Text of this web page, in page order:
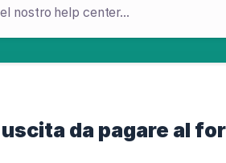
da pagare al